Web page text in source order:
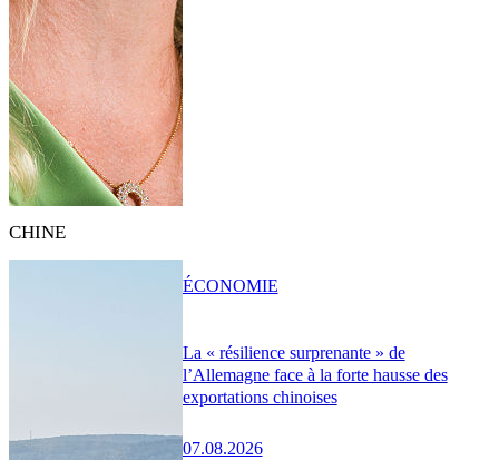
CHINE
La « résilience surprenante » de
l’Allemagne face à la forte hausse des
exportations chinoises
07.08.2026
ÉCONOMIE